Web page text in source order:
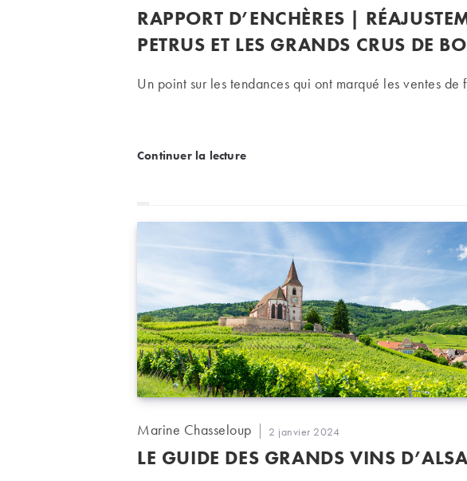
la
publication :
publiée :
RAPPORT D’ENCHÈRES |
PETRUS ET LES GRANDS CRUS DE
Un point sur les tendances qui ont marqué les ventes de
Continuer la lectureRapport d’enchères | Réajustement de cours
Auteur/autrice
la
Marine Chasseloup
Publication
2 janvier 2024
LE GUIDE DES GRANDS VINS